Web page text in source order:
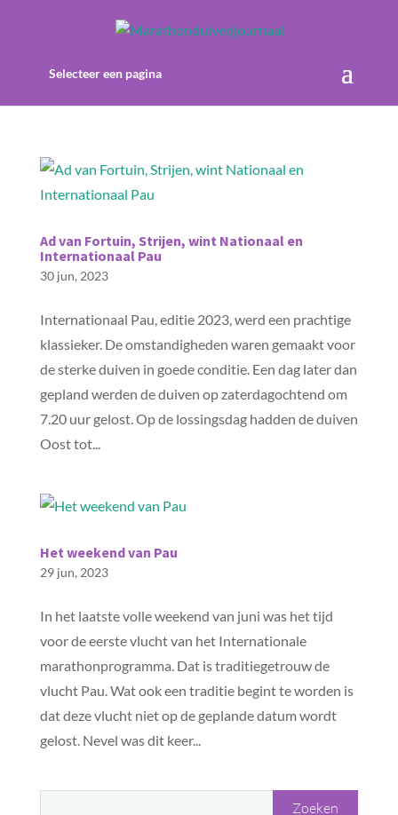
Selecteer een pagina
Ad van Fortuin, Strijen, wint Nationaal en
Internationaal Pau
30 jun, 2023
Internationaal Pau, editie 2023, werd een prachtige
klassieker. De omstandigheden waren gemaakt voor
de sterke duiven in goede conditie. Een dag later dan
gepland werden de duiven op zaterdagochtend om
7.20 uur gelost. Op de lossingsdag hadden de duiven
Oost tot...
Het weekend van Pau
29 jun, 2023
In het laatste volle weekend van juni was het tijd
voor de eerste vlucht van het Internationale
marathonprogramma. Dat is traditiegetrouw de
vlucht Pau. Wat ook een traditie begint te worden is
dat deze vlucht niet op de geplande datum wordt
gelost. Nevel was dit keer...